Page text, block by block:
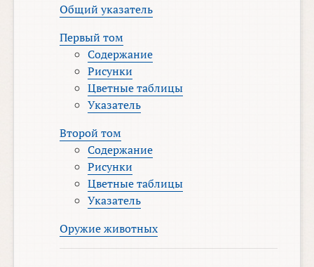
Общий указатель
Первый том
Содержание
Рисунки
Цветные таблицы
Указатель
Второй том
Содержание
Рисунки
Цветные таблицы
Указатель
Оружие животных